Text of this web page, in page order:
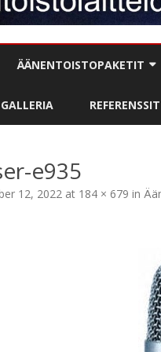
ÄÄNENTOISTOPAKETIT
BÄNDIPAKETIT
PUHE- / JUONTOPAKETIT
KARAOKE
GALLERIA REFERENSSIT
e935
12, 2022 at 184 × 679 in